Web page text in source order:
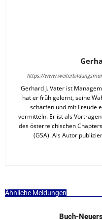
https://
Gerhard J. Vater ist
hat er früh gelernt, seine
schärfen und mit Freude
vermitteln. Er ist als
des österreichischen
(GSA). Als Autor
Ähnliche Meldungen
Buch-